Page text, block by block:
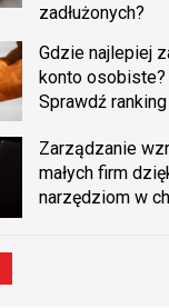
zadłużonych?
Gdzie najlepiej
konto osobiste?
Sprawdź ranking
Zarządzanie
małych firm
narzędziom w